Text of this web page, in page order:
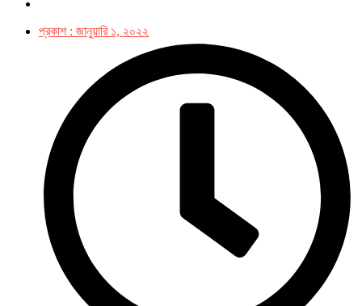
প্রকাশ : জানুয়ারি ১, ২০২২